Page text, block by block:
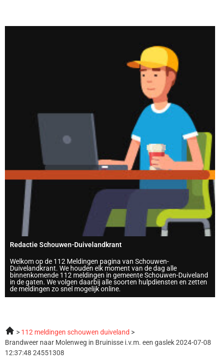
Redactie Schouwen-Duivelandkrant
Welkom op de 112 Meldingen pagina van Schouwen-
Duivelandkrant. We houden elk moment van de dag alle
binnenkomende 112 meldingen in gemeente Schouwen-Duiveland
in de gaten. We volgen daarbij alle soorten hulpdiensten en zetten
de meldingen zo snel mogelijk online.
112 meldingen schouwen duiveland
Brandweer naar Molenweg in Bruinisse i.v.m. een gaslek 2024-07-08
12:37:48 24551308